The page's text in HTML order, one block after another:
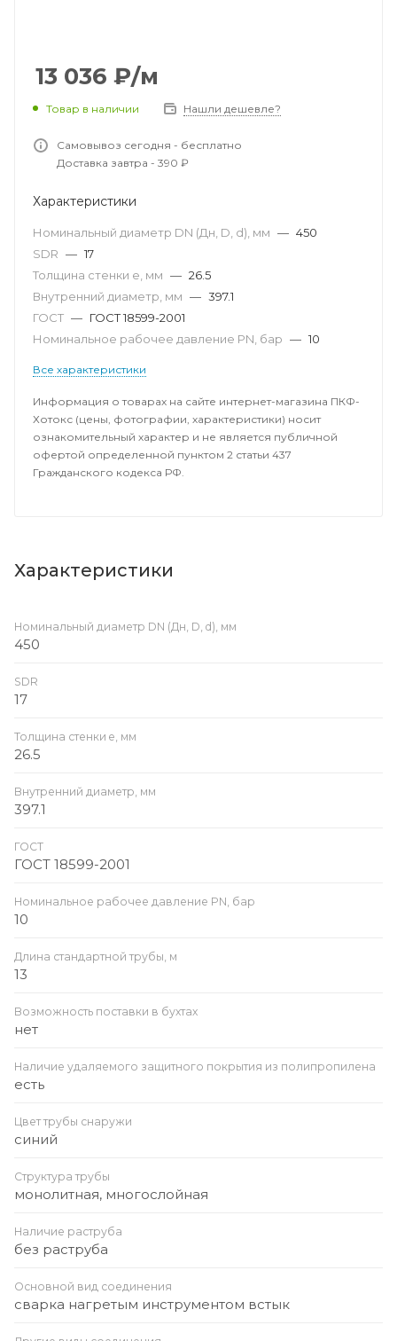
13 036 ₽/м
Товар в наличии Нашли дешевле?
Самовывоз сегодня - бесплатно
Доставка завтра - 390 ₽
Характеристики
Номинальный диаметр DN (Дн, D, d), мм — 450
SDR — 17
Толщина стенки e, мм — 26.5
Внутренний диаметр, мм — 397.1
ГОСТ — ГОСТ 18599-2001
Номинальное рабочее давление PN, бар — 10
Все характеристики
Информация о товарах на сайте интернет-магазина ПКФ-
Хотокс (цены, фотографии, характеристики) носит
ознакомительный характер и не является публичной
офертой определенной пунктом 2 статьи 437
Гражданского кодекса РФ.
Характеристики
Номинальный диаметр DN (Дн, D, d), мм
450
SDR
17
Толщина стенки e, мм
26.5
Внутренний диаметр, мм
397.1
ГОСТ
ГОСТ 18599-2001
Номинальное рабочее давление PN, бар
10
Длина стандартной трубы, м
13
Возможность поставки в бухтах
нет
Наличие удаляемого защитного покрытия из полипропилена
есть
Цвет трубы снаружи
синий
Структура трубы
монолитная, многослойная
Наличие раструба
без раструба
Основной вид соединения
сварка нагретым инструментом встык